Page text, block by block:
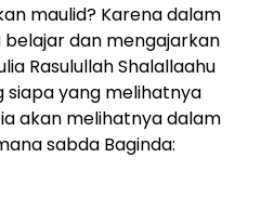
maulid? Karena dalam
dan mengajarkan
Rasulullah Shalallaahu
siapa yang melihatnya
akan melihatnya dalam
sabda Baginda: